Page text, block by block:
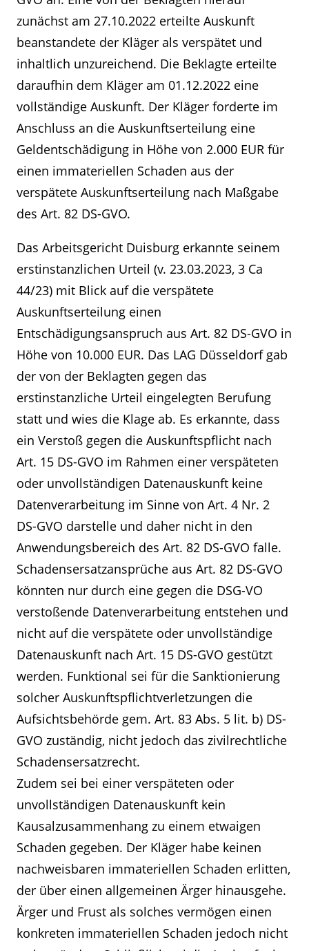
zunächst am 27.10.2022 erteilte Auskunft
beanstandete der Kläger als verspätet und
inhaltlich unzureichend. Die Beklagte erteilte
daraufhin dem Kläger am 01.12.2022 eine
vollständige Auskunft. Der Kläger forderte im
Anschluss an die Auskunftserteilung eine
Geldentschädigung in Höhe von 2.000 EUR für
einen immateriellen Schaden aus der
verspätete Auskunftserteilung nach Maßgabe
des Art. 82 DS-GVO.
Das Arbeitsgericht Duisburg erkannte seinem
erstinstanzlichen Urteil (v. 23.03.2023, 3 Ca
44/23) mit Blick auf die verspätete
Auskunftserteilung einen
Entschädigungsanspruch aus Art. 82 DS-GVO in
Höhe von 10.000 EUR. Das LAG Düsseldorf gab
der von der Beklagten gegen das
erstinstanzliche Urteil eingelegten Berufung
statt und wies die Klage ab. Es erkannte, dass
ein Verstoß gegen die Auskunftspflicht nach
Art. 15 DS-GVO im Rahmen einer verspäteten
oder unvollständigen Datenauskunft keine
Datenverarbeitung im Sinne von Art. 4 Nr. 2
DS-GVO darstelle und daher nicht in den
Anwendungsbereich des Art. 82 DS-GVO falle.
Schadensersatzansprüche aus Art. 82 DS-GVO
könnten nur durch eine gegen die DSG-VO
verstoßende Datenverarbeitung entstehen und
nicht auf die verspätete oder unvollständige
Datenauskunft nach Art. 15 DS-GVO gestützt
werden. Funktional sei für die Sanktionierung
solcher Auskunftspflichtverletzungen die
Aufsichtsbehörde gem. Art. 83 Abs. 5 lit. b) DS-
GVO zuständig, nicht jedoch das zivilrechtliche
Schadensersatzrecht.
Zudem sei bei einer verspäteten oder
unvollständigen Datenauskunft kein
Kausalzusammenhang zu einem etwaigen
Schaden gegeben. Der Kläger habe keinen
nachweisbaren immateriellen Schaden erlitten,
der über einen allgemeinen Ärger hinausgehe.
Ärger und Frust als solches vermögen einen
konkreten immateriellen Schaden jedoch nicht